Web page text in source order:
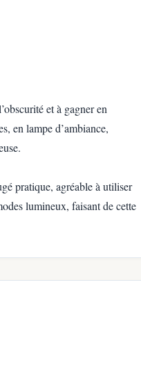
et à gagner en
en lampe d’ambiance,
pratique, agréable à utiliser
lumineux, faisant de cette